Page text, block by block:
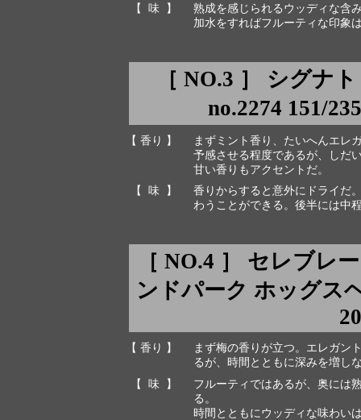
【 味 】
熟成を感じられるウッディな含
加水をすればフルーティな印象
［ NO.3 ］ シグナ
no.2274 151/
【 香り 】
まずミント香り、たいへんエレ
予感させる程度であるが、しだ
甘い香りもアクセントだ。
【 味 】
香りからすると意外にドライだ
わうことができる。後半には中
［ NO.4 ］ セレブレ
ンドパーク ホッグス
【 香り 】
まず梅の香りが立つ。エレガン
るが、時間とともに深みを増し
【 味 】
フルーティではあるが、奥には
る。
時間とともにウッディな味わい